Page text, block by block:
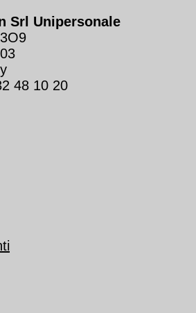
Srl Unipersonale
48 10 20